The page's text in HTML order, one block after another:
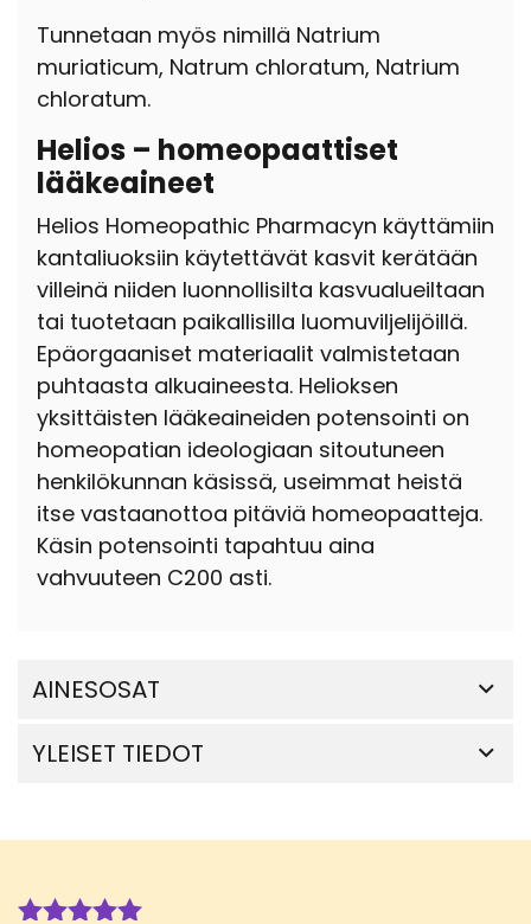
Tunnetaan myös nimillä Natrium
muriaticum, Natrum chloratum, Natrium
chloratum.
Helios – homeopaattiset
lääkeaineet
Helios Homeopathic Pharmacyn käyttämiin
kantaliuoksiin käytettävät kasvit kerätään
villeinä niiden luonnollisilta kasvualueiltaan
tai tuotetaan paikallisilla luomuviljelijöillä.
Epäorgaaniset materiaalit valmistetaan
puhtaasta alkuaineesta. Helioksen
yksittäisten lääkeaineiden potensointi on
homeopatian ideologiaan sitoutuneen
henkilökunnan käsissä, useimmat heistä
itse vastaanottoa pitäviä homeopaatteja.
Käsin potensointi tapahtuu aina
vahvuuteen C200 asti.
AINESOSAT
YLEISET TIEDOT